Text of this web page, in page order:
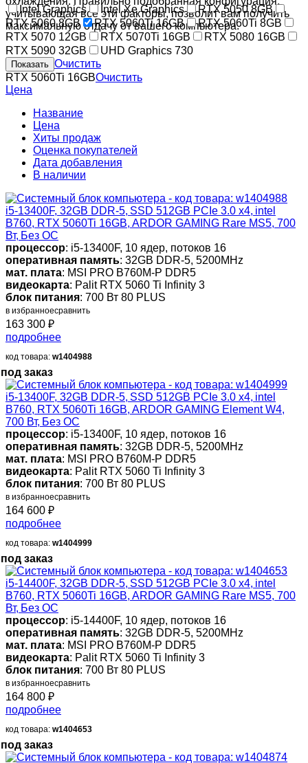
учитывающая все эти факторы, позволит вам получить
максимальную отдачу от вашего компьютера.
Intel Graphics
Intel Xe Graphics
RTX 5050 8GB
RTX 5060 8GB
RTX 5060Ti 16GB
RTX 5060Ti 8GB
RTX 5070 12GB
RTX 5070Ti 16GB
RTX 5080 16GB
RTX 5090 32GB
UHD Graphics 730
Очистить
RTX 5060Ti 16GBОчистить
Цена
Название
Цена
Хиты продаж
Оценка покупателей
Дата добавления
В наличии
i5-13400F, 32GB DDR-5, SSD 512GB PCIe 3.0 x4, intel
B760, RTX 5060Ti 16GB, ARDOR GAMING Rare MS5, 700
Вт, Без ОС
процессор: i5-13400F, 10 ядер, потоков 16
оперативная память: 32GB DDR-5, 5200MHz
мат. плата: MSI PRO B760M-P DDR5
видеокарта: Palit RTX 5060 Ti Infinity 3
блок питания: 700 Вт 80 PLUS
в избранноесравнить
163 300 ₽
подробнее
код товара: w1404988
под заказ
i5-13400F, 32GB DDR-5, SSD 512GB PCIe 3.0 x4, intel
B760, RTX 5060Ti 16GB, ARDOR GAMING Element W4,
700 Вт, Без ОС
процессор: i5-13400F, 10 ядер, потоков 16
оперативная память: 32GB DDR-5, 5200MHz
мат. плата: MSI PRO B760M-P DDR5
видеокарта: Palit RTX 5060 Ti Infinity 3
блок питания: 700 Вт 80 PLUS
в избранноесравнить
164 600 ₽
подробнее
код товара: w1404999
под заказ
i5-14400F, 32GB DDR-5, SSD 512GB PCIe 3.0 x4, intel
B760, RTX 5060Ti 16GB, ARDOR GAMING Rare MS5, 700
Вт, Без ОС
процессор: i5-14400F, 10 ядер, потоков 16
оперативная память: 32GB DDR-5, 5200MHz
мат. плата: MSI PRO B760M-P DDR5
видеокарта: Palit RTX 5060 Ti Infinity 3
блок питания: 700 Вт 80 PLUS
в избранноесравнить
164 800 ₽
подробнее
код товара: w1404653
под заказ